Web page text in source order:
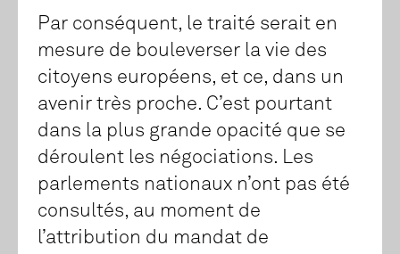
Par conséquent, le traité serait en
mesure de bouleverser la vie des
citoyens européens, et ce, dans un
avenir très proche. C’est pourtant
dans la plus grande opacité que se
déroulent les négociations. Les
parlements nationaux n’ont pas été
consultés, au moment de
l’attribution du mandat de